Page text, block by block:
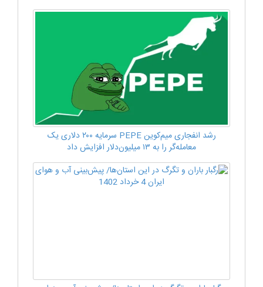
رشد انفجاری میم‌کوین PEPE سرمایه ۲۰۰ دلاری یک
معامله‌گر را به ۱۳ میلیون‌دلار افزایش داد